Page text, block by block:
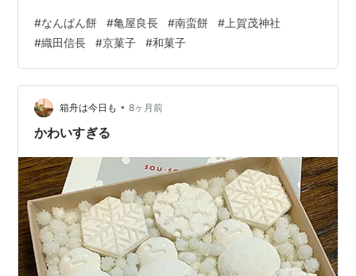
『亀屋良長』さんです。そんな逸話のあるお菓子となれ
ば、一度ならずともお味見してみたいもの。 しかし京都
は遠い。。。ということで、お取り寄せさせて頂きまし
た。封を開けると、中には上記のような南蛮餅の由来、
また『亀屋良長』さん、上賀茂神社の説明が包み紙の内
側に記されています。『南蛮餅』なるお菓子をいた…
#なんばん餅 #亀屋良長 #南蛮餅 # 上賀茂神社
#織田信長 #京菓子 #和菓子
箱舟は今日も • 8ヶ月前
かわいすぎる